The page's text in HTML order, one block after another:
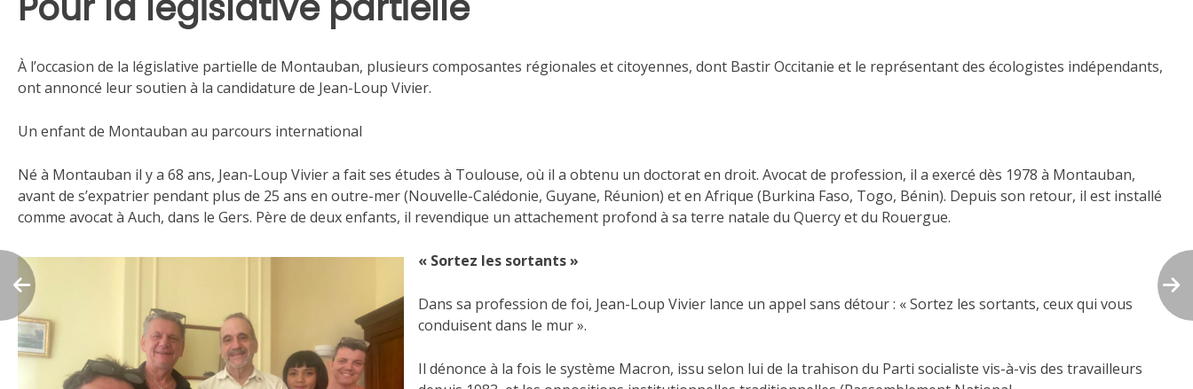
À l’occasion de la législative partielle de Montauban, plusieurs composantes régionales et citoyennes, dont Bastir Occitanie et le représentant des écologistes indépendants,
ont annoncé leur soutien à la candidature de Jean-Loup Vivier.
Un enfant de Montauban au parcours international
Né à Montauban il y a 68 ans, Jean-Loup Vivier a fait ses études à Toulouse, où il a obtenu un doctorat en droit. Avocat de profession, il a exercé dès 1978 à Montauban,
avant de s’expatrier pendant plus de 25 ans en outre-mer (Nouvelle-Calédonie, Guyane, Réunion) et en Afrique (Burkina Faso, Togo, Bénin). Depuis son retour, il est installé
comme avocat à Auch, dans le Gers. Père de deux enfants, il revendique un attachement profond à sa terre natale du Quercy et du Rouergue.
« Sortez les sortants »
Dans sa profession de foi, Jean-Loup Vivier lance un appel sans détour : « Sortez les sortants, ceux qui vous
conduisent dans le mur ».
Il dénonce à la fois le système Macron, issu selon lui de la trahison du Parti socialiste vis-à-vis des travailleurs